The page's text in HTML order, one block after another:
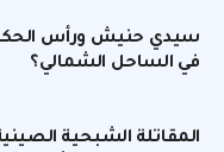
سيدي حنيش ورأس
في الساحل الشمالي؟